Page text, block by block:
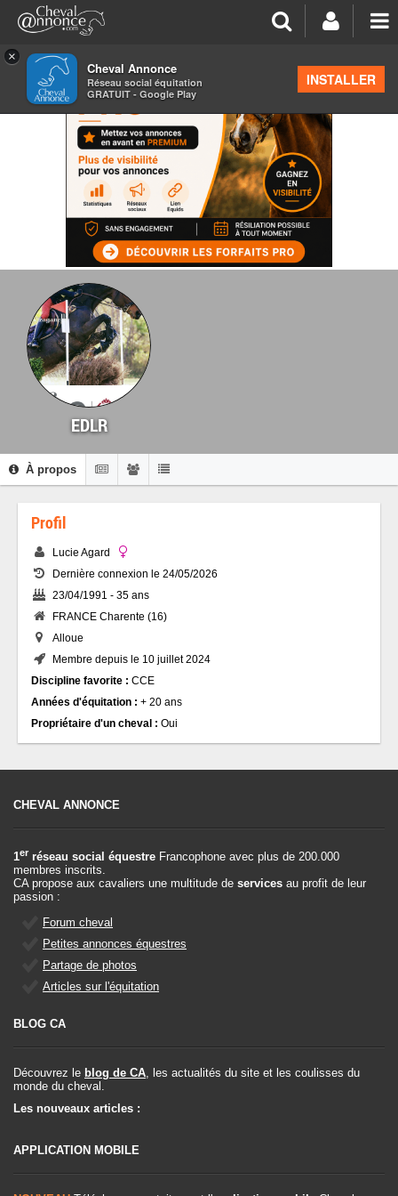
×
Cheval Annonce
Réseau social équitation
GRATUIT - Google Play
INSTALLER
EDLR
À propos
Profil
Lucie Agard
Dernière connexion le 24/05/2026
23/04/1991 - 35 ans
FRANCE Charente (16)
Alloue
Membre depuis le 10 juillet 2024
Discipline favorite : CCE
Années d'équitation : + 20 ans
Propriétaire d'un cheval : Oui
CHEVAL ANNONCE
1er réseau social équestre Francophone avec plus de 200.000
membres inscrits.
CA propose aux cavaliers une multitude de services au profit de leur
passion :
Forum cheval
Petites annonces équestres
Partage de photos
Articles sur l'équitation
BLOG CA
Découvrez le blog de CA, les actualités du site et les coulisses du
monde du cheval.
Les nouveaux articles :
APPLICATION MOBILE